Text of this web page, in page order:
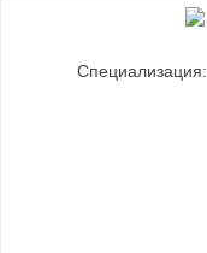
Специализация: